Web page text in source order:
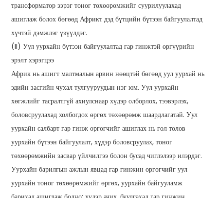
трансформатор зэрэг тоног төхөөрөмжийг суурилуулахад
ашиглаж болох бөгөөд Африкт дэд бүтцийн бүтээн байгуулалтад
хүчтэй дэмжлэг үзүүлдэг.
(II) Уул уурхайн бүтээн байгуулалтад гар гинжтэй өргүүрийн
эрэлт хэрэгцээ
Африк нь ашигт малтмалын арвин нөөцтэй бөгөөд уул уурхай нь
эдийн засгийн чухал тулгууруудын нэг юм. Уул уурхайн
хөгжлийг тасралтгүй ахиулснаар хүдэр олборлох, тээвэрлэх,
боловсруулахад холбогдох өргөх төхөөрөмж шаардлагатай. Уул
уурхайн салбарт гар гинж өргөгчийг ашиглах нь гол төлөв
уурхайн бүтээн байгуулалт, хүдэр боловсруулах, тоног
төхөөрөмжийн засвар үйлчилгээ болон бусад чиглэлээр илэрдэг.
Уурхайн барилгын ажлын явцад гар гинжин өргөгчийг уул
уурхайн тоног төхөөрөмжийг өргөх, уурхайн байгууламж